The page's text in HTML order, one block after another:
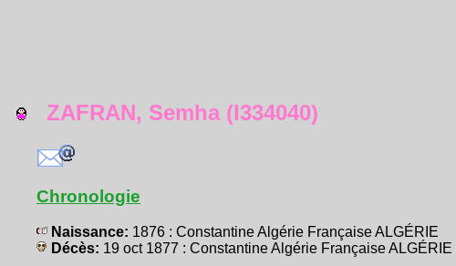
ZAFRAN, Semha (I334040)
Chronologie
Naissance: 1876 : Constantine Algérie Française ALGÉRIE
Décès: 19 oct 1877 : Constantine Algérie Française ALGÉRIE